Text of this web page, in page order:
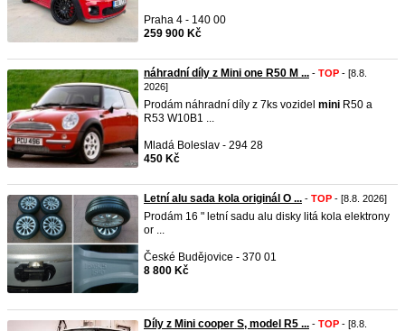
Praha 4 - 140 00
259 900 Kč
náhradní díly z Mini one R50 M ... - TOP - [8.8.
2026]
Prodám náhradní díly z 7ks vozidel mini R50 a
R53 W10B1 ...
Mladá Boleslav - 294 28
450 Kč
Letní alu sada kola originál O ... - TOP - [8.8. 2026]
Prodám 16 " letní sadu alu disky litá kola elektrony
or ...
České Budějovice - 370 01
8 800 Kč
Díly z Mini cooper S, model R5 ... - TOP - [8.8.